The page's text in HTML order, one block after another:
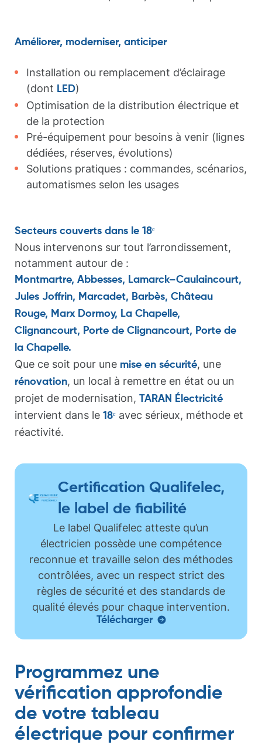
Améliorer, moderniser, anticiper
Installation ou remplacement d’éclairage
(dont LED)
Optimisation de la distribution électrique et
de la protection
Pré-équipement pour besoins à venir (lignes
dédiées, réserves, évolutions)
Solutions pratiques : commandes, scénarios,
automatismes selon les usages
Secteurs couverts dans le 18ᵉ
Nous intervenons sur tout l’arrondissement,
notamment autour de :
Montmartre, Abbesses, Lamarck–Caulaincourt,
Jules Joffrin, Marcadet, Barbès, Château
Rouge, Marx Dormoy, La Chapelle,
Clignancourt, Porte de Clignancourt, Porte de
la Chapelle.
Que ce soit pour une mise en sécurité, une
rénovation, un local à remettre en état ou un
projet de modernisation, TARAN Électricité
intervient dans le 18ᵉ avec sérieux, méthode et
réactivité.
Certification Qualifelec,
le label de fiabilité
Le label Qualifelec atteste qu’un
électricien possède une compétence
reconnue et travaille selon des méthodes
contrôlées, avec un respect strict des
règles de sécurité et des standards de
qualité élevés pour chaque intervention.
Télécharger
Programmez une
vérification approfondie
de votre tableau
électrique pour confirmer